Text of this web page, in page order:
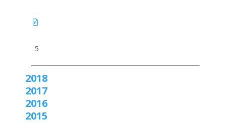
5
2018
2017
2016
2015